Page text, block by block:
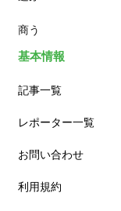
商う
基本情報
記事一覧
レポーター一覧
お問い合わせ
利用規約